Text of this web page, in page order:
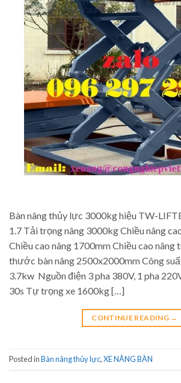
Bàn nâng thủy lực 3000kg hiệu TW-
1.7 Tải trọng nâng 3000kg Chiều nâng
Chiều cao nâng 1700mm Chiều cao nâng
thước bàn nâng 2500x2000mm Công
3.7kw Nguồn điện 3 pha 380V, 1 pha
30s Tự trọng xe 1600kg […]
CONTINUE READING →
Posted inBàn nâng thủy lực,XE NÂNG BÀN